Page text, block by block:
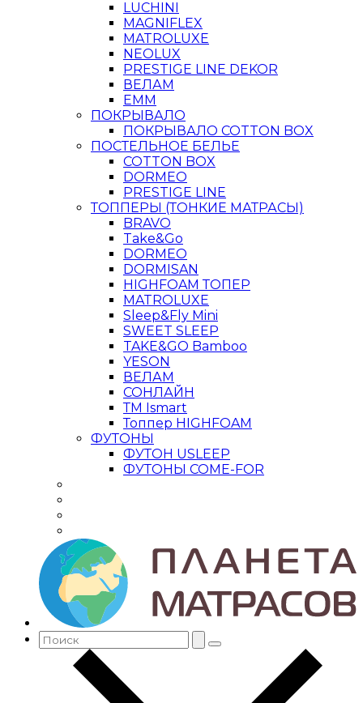
LUCHINI
MAGNIFLEX
MATROLUXE
NEOLUX
PRESTIGE LINE DEKOR
ВЕЛАМ
ЕММ
ПОКРЫВАЛО
ПОКРЫВАЛО COTTON BOX
ПОСТЕЛЬНОЕ БЕЛЬЕ
COTTON BOX
DORMEO
PRESTIGE LINE
ТОППЕРЫ (ТОНКИЕ МАТРАСЫ)
BRAVO
Take&Go
DORMEO
DORMISAN
HIGHFOAM ТОПЕР
MATROLUXE
Sleep&Fly Mini
SWEET SLEEP
TAKE&GO Bamboo
YESON
ВЕЛАМ
СОНЛАЙН
ТМ Ismart
Топпер HIGHFOAM
ФУТОНЫ
ФУТОН USLEEP
ФУТОНЫ COME-FOR